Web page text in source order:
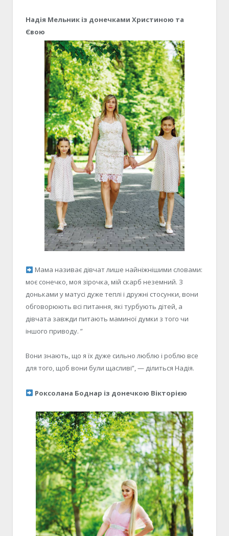
Надія Мельник із донечками Христиною та
Євою
Мама називає дівчат лише найніжнішими словами:
моє сонечко, моя зірочка, мій скарб неземний. З
доньками у матусі дуже теплі і дружні стосунки, вони
обговорюють всі питання, які турбують дітей, а
дівчата завжди питають маминої думки з того чи
іншого приводу. ”
Вони знають, що я їх дуже сильно люблю і роблю все
для того, щоб вони були щасливі”, — ділиться Надія.
Роксолана Боднар із донечкою Вікторією